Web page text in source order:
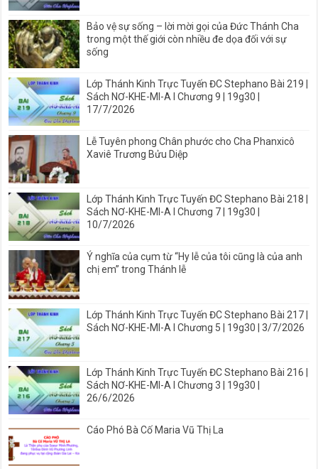
Bảo vệ sự sống – lời mời gọi của Đức Thánh Cha
trong một thế giới còn nhiều đe dọa đối với sự
sống
Lớp Thánh Kinh Trực Tuyến ĐC Stephano Bài 219 |
Sách NƠ-KHE-MI-A I Chương 9 | 19g30 |
17/7/2026
Lễ Tuyên phong Chân phước cho Cha Phanxicô
Xaviê Trương Bửu Diệp
Lớp Thánh Kinh Trực Tuyến ĐC Stephano Bài 218 |
Sách NƠ-KHE-MI-A I Chương 7 | 19g30 |
10/7/2026
Ý nghĩa của cụm từ “Hy lễ của tôi cũng là của anh
chị em” trong Thánh lễ
Lớp Thánh Kinh Trực Tuyến ĐC Stephano Bài 217 |
Sách NƠ-KHE-MI-A I Chương 5 | 19g30 | 3/7/2026
Lớp Thánh Kinh Trực Tuyến ĐC Stephano Bài 216 |
Sách NƠ-KHE-MI-A I Chương 3 | 19g30 |
26/6/2026
Cáo Phó Bà Cố Maria Vũ Thị La